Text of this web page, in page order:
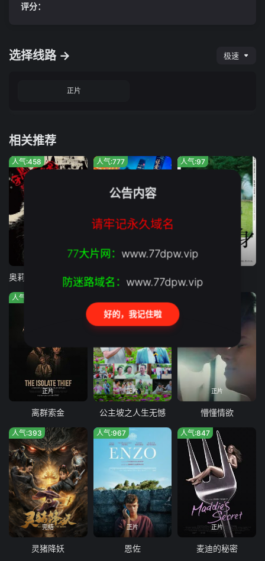
评分：
选择线路 → 极速
正片
相关推荐
人气:458
奥莉佛是狗，（天哪！！）这家伙电影版
正片
人气:777
让爱回家
人气:97
正片
人气:328
离群索金
正片
公主坡之人生无憾
正片
懵懂情欲
完结
人气:393
灵猪降妖
正片
人气:967
恩佐
正片
人气:847
麦迪的秘密
公告内容
请牢记永久域名
77大片网： www.77dpw.vip
防迷路域名： www.77dpw.vip
好的，我记住啦